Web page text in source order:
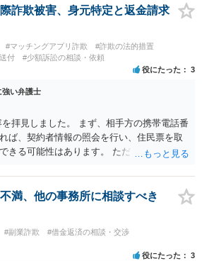
をしても良いかもしれません。 以上、ご参
詐欺被害、身元特定と返金請求
#マッチングアプリ詐欺
#詐欺の法的措置
付 #少額訴訟の相談・依頼
役にたった 3
強い弁護士
拝見しました。 まず、相手方の携帯電話番
ば、契約者情報の照会を行い、住民票を取
きる可能性はあります。 ただ、他人名義の
詐欺の事案であれば照会できる可能性はあ
を経由する方法より難しくなります。 身元
屈があるかどうかを確認していきます。 基
には返金請求ができません。 詐欺を含め、
どうかを確認していきます。 さらに、渡し
あるかどうかも精査します。 上記を経て、
満、他の事務所に相談すべき
#副業詐欺
#借金返済の相談・交渉
役にたった 3